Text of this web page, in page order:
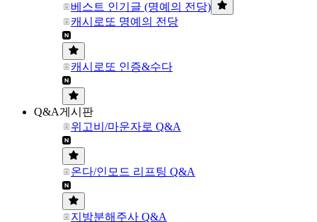
베스트 인기글 (명예의 전당)
캐시로또 명예의 전당
캐시로또 인증&수다
Q&A게시판
위고비/마운자로 Q&A
온다/인모드 리프팅 Q&A
지방분해주사 Q&A